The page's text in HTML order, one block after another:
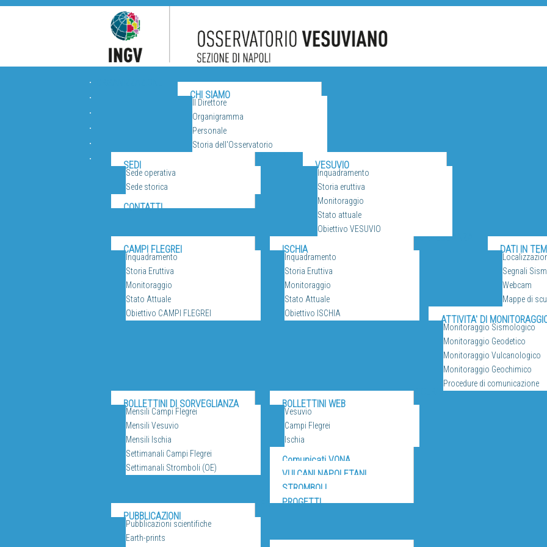
CHI SIAMO
Il Direttore
Organigramma
Personale
Storia dell'Osservatorio
SEDI
Sede operativa
Sede storica
CONTATTI
VULCANI
VESUVIO
Inquadramento
Storia eruttiva
Monitoraggio
Stato attuale
Obiettivo VESUVIO
CAMPI FLEGREI
Inquadramento
Storia Eruttiva
Monitoraggio
Stato Attuale
Obiettivo CAMPI FLEGREI
ISCHIA
Inquadramento
Storia Eruttiva
Monitoraggio
Stato Attuale
Obiettivo ISCHIA
SORVEGLIANZA
DATI IN
Segnali
Webcam
Mappe di
ATTIVITA' DI
Monitoraggio Sismologico
Monitoraggio Geodetico
Monitoraggio Vulcanologico
Monitoraggio Geochimico
Procedure di comunicazione
BOLLETTINI DI SORVEGLIANZA
Mensili Campi Flegrei
Mensili Vesuvio
Mensili Ischia
Settimanali Campi Flegrei
Settimanali Stromboli (OE)
BOLLETTINI WEB
Vesuvio
Campi Flegrei
Ischia
Comunicati VONA
RICERCA
VULCANI NAPOLETANI
STROMBOLI
PROGETTI
PUBBLICAZIONI
Pubblicazioni scientifiche
Earth-prints
SERVIZI E RISORSE